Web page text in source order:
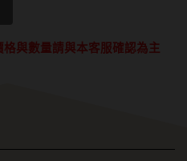
與數量請與本客服確認為主